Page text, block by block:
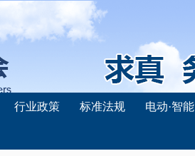
行业政策 标准法规 电动·智能